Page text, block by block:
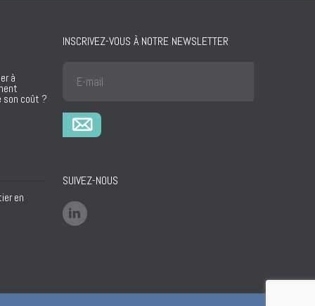
à
son coût ?
en
INSCRIVEZ-VOUS À NOTRE NEWSLETTER
SUIVEZ-NOUS